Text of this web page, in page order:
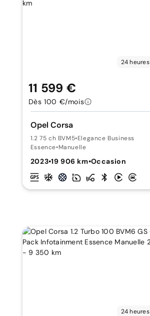
24 heures
Opel Corsa
1.2 75 ch BVM5•Elegance Business
Essence•Manuelle
2023•19 906 km•Occasion
11 599 €
Dès 100 €/mois
24 heures